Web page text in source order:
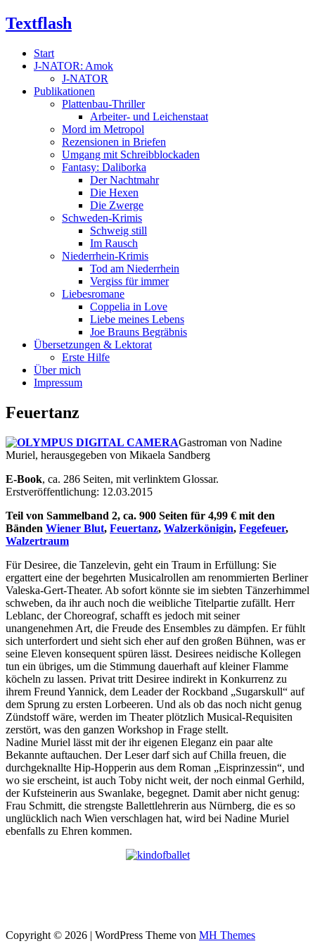
Textflash
Start
J-NATOR: Amok
J-NATOR
Publikationen
Plattenbau-Thriller
Arbeiter- und Leichenstaat
Mord im Metropol
Rezensionen in Briefen
Umgang mit Schreibblockaden
Fantasy: Daliborka
Der Nachtmahr
Die Hexen
Die Zwerge
Schweden-Krimis
Schweig still
Im Rausch
Niederrhein-Krimis
Tod am Niederrhein
Vergiss für immer
Liebesromane
Coppelia in Love
Liebe meines Lebens
Joe Brauns Begräbnis
Übersetzungen & Lektorat
Erste Hilfe
Über mich
Impressum
Feuertanz
Gastroman von Nadine
Muriel, herausgegeben von Mikaela Sandberg
E-Book, ca. 286 Seiten, mit verlinktem Glossar.
Erstveröffentlichung: 12.03.2015
Teil von Sammelband 2, ca. 900 Seiten für 4,99 € mit den
Bänden Wiener Blut, Feuertanz, Walzerkönigin, Fegefeuer,
Walzertraum
Für Desiree, die Tanzelevin, geht ein Traum in Erfüllung: Sie
ergattert eine der begehrten Musicalrollen am renommierten Berliner
Valeska-Gert-Theater. Ab sofort könnte sie im siebten Tänzerhimmel
schweben, da ihr auch noch die weibliche Titelpartie zufällt. Herr
Leblanc, der Choreograf, schafft es jedoch mit seiner
unangenehmen Art, die Freude des Ensembles zu dämpfen. Er fühlt
sich unterfordert und sieht sich eher auf den großen Bühnen, was er
seine Eleven konsequent spüren lässt. Desirees neidische Kollegen
tun ein übriges, um die Stimmung dauerhaft auf kleiner Flamme
köcheln zu lassen. Privat tritt Desiree indirekt in Konkurrenz zu
ihrem Freund Yannick, dem Leader der Rockband „Sugarskull“ auf
dem Sprung zu ersten Lorbeeren. Und als ob das noch nicht genug
Zündstoff wäre, werden im Theater plötzlich Musical-Requisiten
zerstört, was den ganzen Workshop in Frage stellt.
Nadine Muriel lässt mit der ihr eigenen Eleganz ein paar alte
Bekannte auftauchen. Der Leser darf sich auf Chilla freuen, die
durchgeknallte Hip-Hopperin aus dem Roman „Eisprinzessin“, und
wo sie erscheint, ist auch Toby nicht weit, der noch einmal Gerhild,
der Kufsteinerin aus Swanlake, begegnet. Damit aber nicht genug:
Frau Schmitt, die strengste Ballettlehrerin aus Nürnberg, die es so
unglücklich nach Wien verschlagen hat, wird bei Nadine Muriel
ebenfalls zu Ehren kommen.
Copyright © 2026 | WordPress Theme von MH Themes